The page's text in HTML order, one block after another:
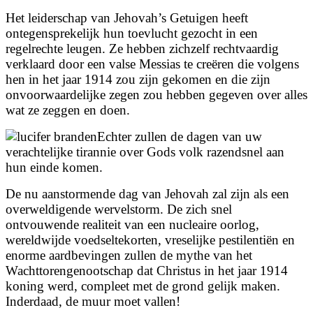
Het leiderschap van Jehovah’s Getuigen heeft
ontegensprekelijk hun toevlucht gezocht in een
regelrechte leugen. Ze hebben zichzelf rechtvaardig
verklaard door een valse Messias te creëren die volgens
hen in het jaar 1914 zou zijn gekomen en die zijn
onvoorwaardelijke zegen zou hebben gegeven over alles
wat ze zeggen en doen.
Echter zullen de dagen van uw
verachtelijke tirannie over Gods volk razendsnel aan
hun einde komen.
De nu aanstormende dag van Jehovah zal zijn als een
overweldigende wervelstorm. De zich snel
ontvouwende realiteit van een nucleaire oorlog,
wereldwijde voedseltekorten, vreselijke pestilentiën en
enorme aardbevingen zullen de mythe van het
Wachttorengenootschap dat Christus in het jaar 1914
koning werd, compleet met de grond gelijk maken.
Inderdaad, de muur moet vallen!